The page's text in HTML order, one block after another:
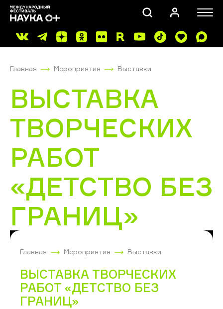
ПОИСК
Главная Мероприятия Выставки
ВЫСТАВКА
ТВОРЧЕСКИХ
РАБОТ
«ДЕТСТВО БЕЗ
ГРАНИЦ»
Главная Мероприятия Выставки
ВЫСТАВКА ТВОРЧЕСКИХ
РАБОТ «ДЕТСТВО БЕЗ
ГРАНИЦ»